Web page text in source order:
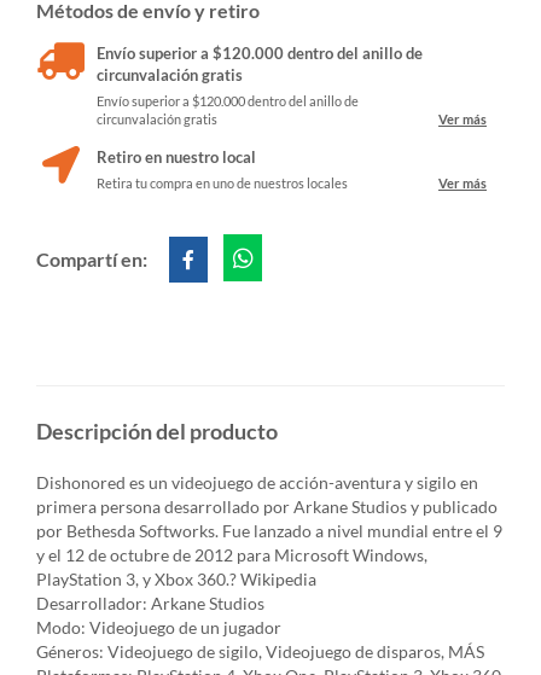
Métodos de envío y retiro
Envío superior a $120.000 dentro del anillo de
circunvalación gratis
Envío superior a $120.000 dentro del anillo de
circunvalación gratis
Ver más
Retiro en nuestro local
Retira tu compra en uno de nuestros locales Ver más
Compartí en:
Descripción del producto
Dishonored es un videojuego de acción-aventura y sigilo en
primera persona desarrollado por Arkane Studios y publicado
por Bethesda Softworks. Fue lanzado a nivel mundial entre el 9
y el 12 de octubre de 2012 para Microsoft Windows,
PlayStation 3, y Xbox 360.? Wikipedia
Desarrollador: Arkane Studios
Modo: Videojuego de un jugador
Géneros: Videojuego de sigilo, Videojuego de disparos, MÁS